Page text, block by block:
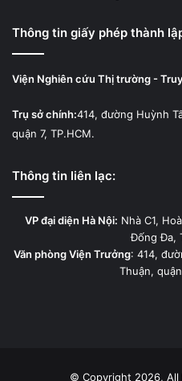
Thông tin giấy phép thành
Viện Nghiên cứu Thị trường -
Trụ sở chính:414, đường Huỳnh
quận 7, TP.HCM.
Thông tin liên lạc:
VP đại diện Hà Nội: Nhà C1,
Đống Đa,
Văn phòng Viện Trưởng: 414,
Thuận,
© Copyright 2026,